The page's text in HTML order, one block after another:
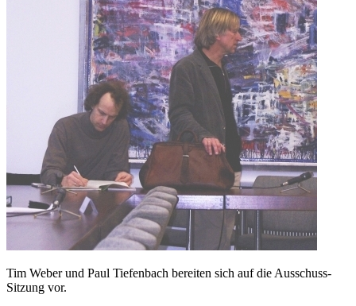
Tim Weber und Paul Tiefenbach bereiten sich auf die Ausschuss-
Sitzung vor.